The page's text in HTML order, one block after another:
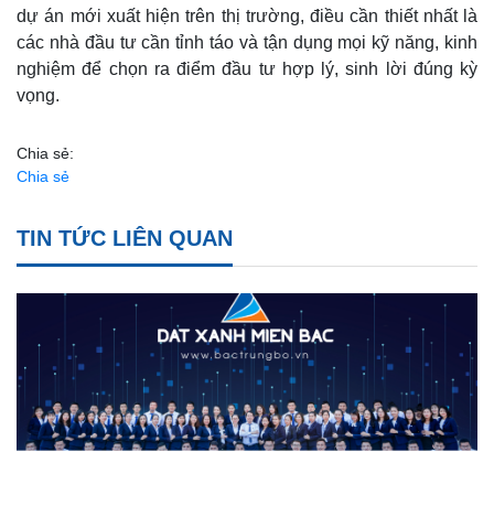
dự án mới xuất hiện trên thị trường, điều cần thiết nhất là
các nhà đầu tư cần tỉnh táo và tận dụng mọi kỹ năng, kinh
nghiệm để chọn ra điểm đầu tư hợp lý, sinh lời đúng kỳ
vọng.
Chia sẻ:
Chia sẻ
TIN TỨC LIÊN QUAN